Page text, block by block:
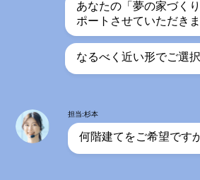
あなたの「夢の家づく
ポートさせていただきま
なるべく近い形でご選
担当:杉本
何階建てをご希望です